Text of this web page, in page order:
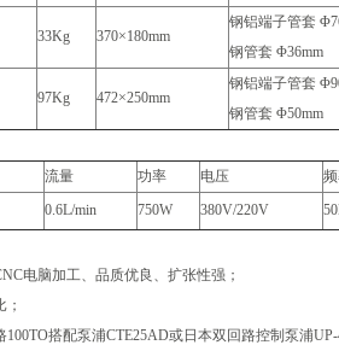
33Kg 370×180mm
钢铝端子管套
钢管套 Φ36mm
97Kg 472×250mm
钢铝端子管套
钢管套 Φ50mm
流量 功率 电压
0.6L/min 750W 380V/220V
电脑加工、品质优良、扩张性强；
搭配泵浦CTE25AD或日本双回路控制泵浦UP-